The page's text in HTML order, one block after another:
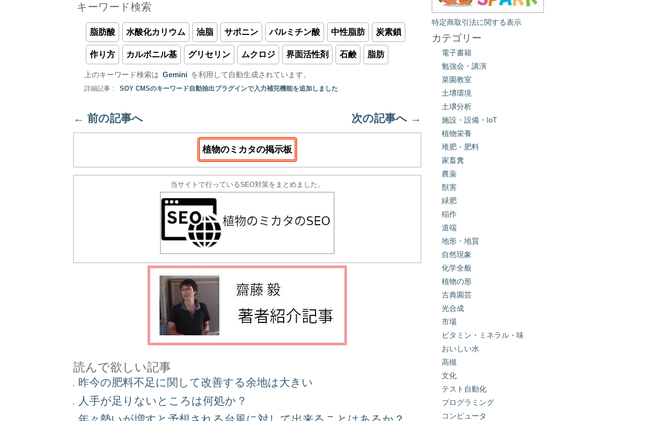
キーワード検索
脂肪酸 水酸化カリウム 油脂 サポニン パルミチン酸 中性脂肪 炭素鎖
作り方 カルボニル基 グリセリン ムクロジ 界面活性剤 石鹸 脂肪
上のキーワード検索は Gemini を利用して自動生成されています。
詳細記事 : SOY CMSのキーワード自動抽出プラグインで入力補完機能を追加しました
← 前の記事へ 次の記事へ →
植物のミカタの掲示板
当サイトで行っているSEO対策をまとめました。
読んで欲しい記事
昨今の肥料不足に関して改善する余地は大きい
人手が足りないところは何処か？
特定商取引法に関する表示
カテゴリー
電子書籍
勉強会・講演
菜園教室
土壌環境
土壌分析
施設・設備・IoT
植物栄養
堆肥・肥料
家畜糞
農薬
獣害
緑肥
稲作
道端
地形・地質
自然現象
化学全般
植物の形
古典園芸
光合成
市場
ビタミン・ミネラル・味
おいしい水
高槻
文化
テスト自動化
プログラミング
コンピュータ